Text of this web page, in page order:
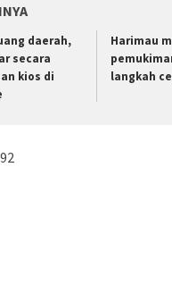
daerah,
secara
kios di
Harimau
langkah